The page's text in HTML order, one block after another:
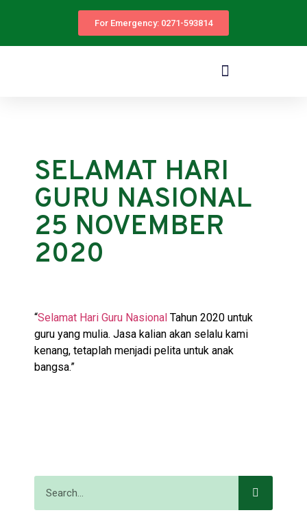
For Emergency: 0271-593814
SELAMAT HARI
GURU NASIONAL
25 NOVEMBER
2020
“Selamat Hari Guru Nasional Tahun 2020 untuk
guru yang mulia. Jasa kalian akan selalu kami
kenang, tetaplah menjadi pelita untuk anak
bangsa.”